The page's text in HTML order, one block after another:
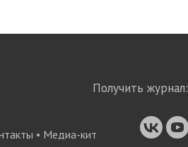
Получить журнал:
• Медиа-кит